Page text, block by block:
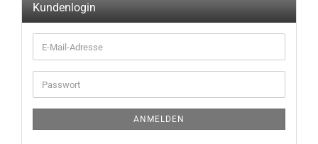
Kundenlogin
ANMELDEN